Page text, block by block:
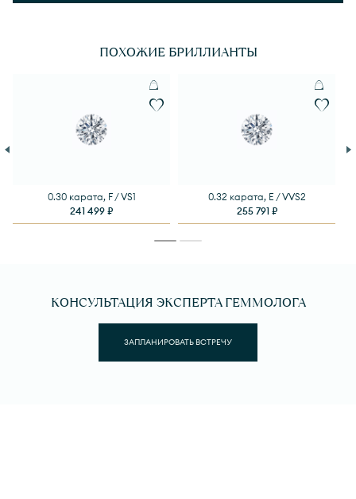
ПОХОЖИЕ БРИЛЛИАНТЫ
0.30 карата, F / VS1
241 499 ₽
0.32 карата, E / VVS2
255 791 ₽
КОНСУЛЬТАЦИЯ ЭКСПЕРТА ГЕММОЛОГА
ЗАПЛАНИРОВАТЬ ВСТРЕЧУ